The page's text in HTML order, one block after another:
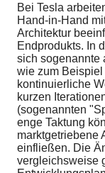
Bei Tesla
Hand-in-Hand
Architektur
Endprodukts. In
sich sogenannte
wie zum
kontinuierliche
kurzen
(sogenannten
enge Taktung
marktgetriebene
einfließen. Die
vergleichsweise